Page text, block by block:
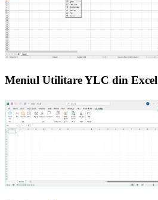
Meniul Utilitare YLC din Excel